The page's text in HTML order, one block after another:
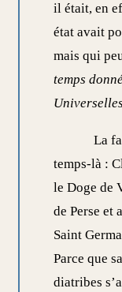
il était, en
état avait
mais qui
temps
La
temps-là :
le Doge de
de Perse et
Saint
Parce que
diatribes